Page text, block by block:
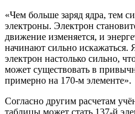
«Чем больше заряд ядра, тем
электроны. Электрон
движение изменяется, и
начинают сильно искажаться.
электрон настолько сильно,
может существовать в
примерно на 170-м элементе».
Согласно другим расчетам
таблицы может стать 137-й